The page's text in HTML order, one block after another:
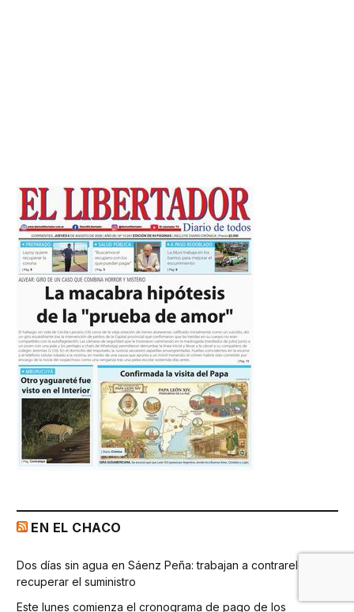
EN EL CHACO
Dos días sin agua en Sáenz Peña: trabajan a contrareloj para
recuperar el suministro
Este lunes comienza el cronograma de pago de los